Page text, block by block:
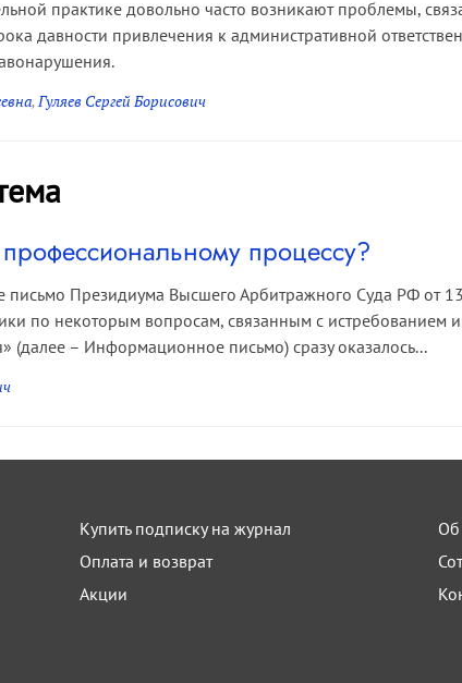
практике довольно часто возникают проблемы,
давности привлечения к административной
,Гуляев Сергей Борисович
процессу?
Президиума Высшего Арбитражного Суда РФ от
по некоторым вопросам, связанным с истребованием
(далее – Информационное письмо) сразу оказалось...
Купить подписку на журнал
Оплата и возврат
Акции
Об